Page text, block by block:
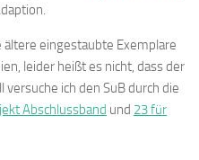
ältere eingestaubte Exemplare
leider heißt es nicht, dass der
ich den SuB durch die
Abschlussband und 23 für